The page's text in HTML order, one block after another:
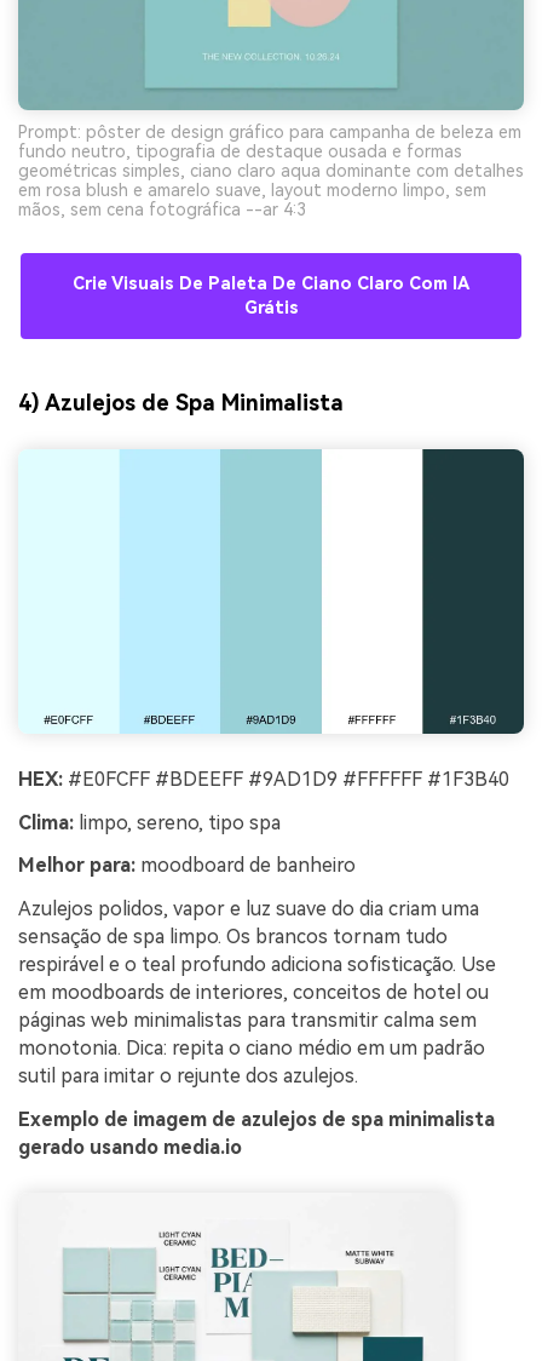
Prompt: pôster de design gráfico para campanha de beleza em
fundo neutro, tipografia de destaque ousada e formas
geométricas simples, ciano claro aqua dominante com detalhes
em rosa blush e amarelo suave, layout moderno limpo, sem
mãos, sem cena fotográfica --ar 4:3
Crie Visuais De Paleta De Ciano Claro Com IA
Grátis
4) Azulejos de Spa Minimalista
HEX: #E0FCFF #BDEEFF #9AD1D9 #FFFFFF #1F3B40
Clima: limpo, sereno, tipo spa
Melhor para: moodboard de banheiro
Azulejos polidos, vapor e luz suave do dia criam uma
sensação de spa limpo. Os brancos tornam tudo
respirável e o teal profundo adiciona sofisticação. Use
em moodboards de interiores, conceitos de hotel ou
páginas web minimalistas para transmitir calma sem
monotonia. Dica: repita o ciano médio em um padrão
sutil para imitar o rejunte dos azulejos.
Exemplo de imagem de azulejos de spa minimalista
gerado usando media.io